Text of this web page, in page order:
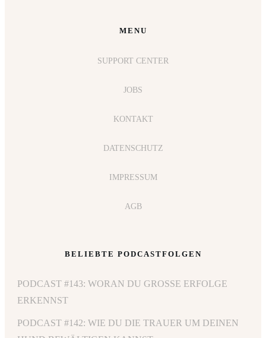
BELIEBTE PODCASTFOLGEN
PODCAST #143: WORAN DU GROSSE ERFOLGE E
RKENNST
PODCAST #142: WIE DU DIE TRAUER UM DEINEN
MENU
SUPPORT CENTER
JOBS
KONTAKT
DATENSCHUTZ
IMPRESSUM
AGB